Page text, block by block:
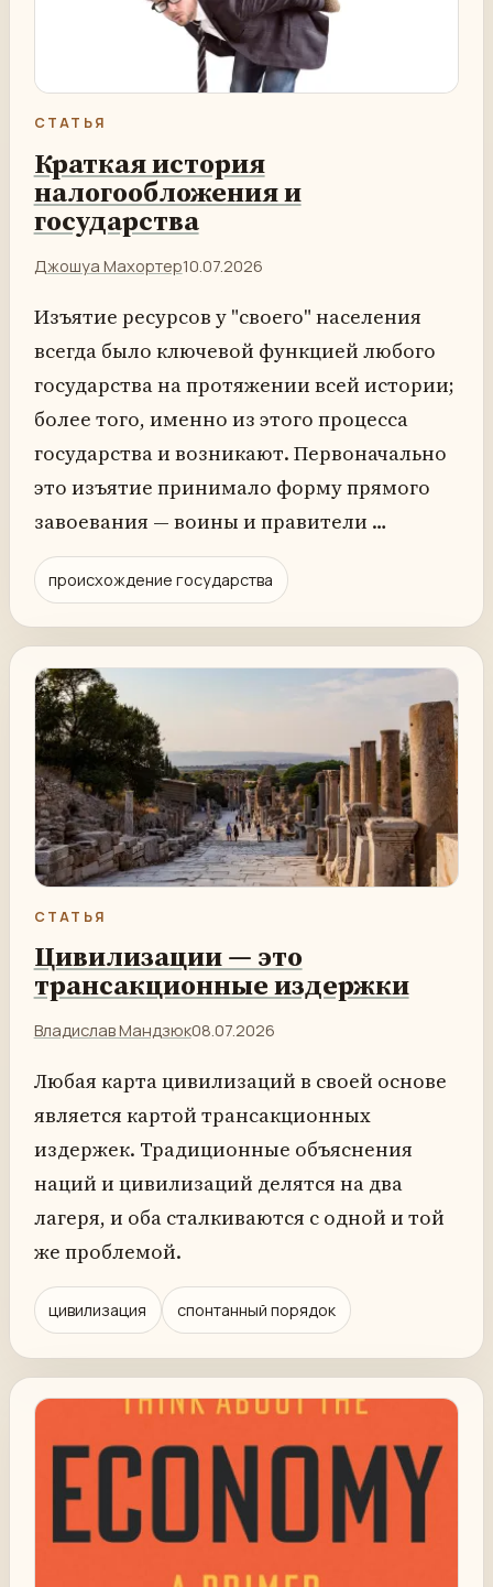
СТАТЬЯ
Краткая история
налогообложения и
государства
Джошуа Махортер10.07.2026
Изъятие ресурсов у "своего" населения
всегда было ключевой функцией любого
государства на протяжении всей истории;
более того, именно из этого процесса
государства и возникают. Первоначально
это изъятие принимало форму прямого
завоевания — воины и правители …
происхождение государства
СТАТЬЯ
Цивилизации — это
трансакционные издержки
Владислав Мандзюк08.07.2026
Любая карта цивилизаций в своей основе
является картой трансакционных
издержек. Традиционные объяснения
наций и цивилизаций делятся на два
лагеря, и оба сталкиваются с одной и той
же проблемой.
цивилизация спонтанный порядок